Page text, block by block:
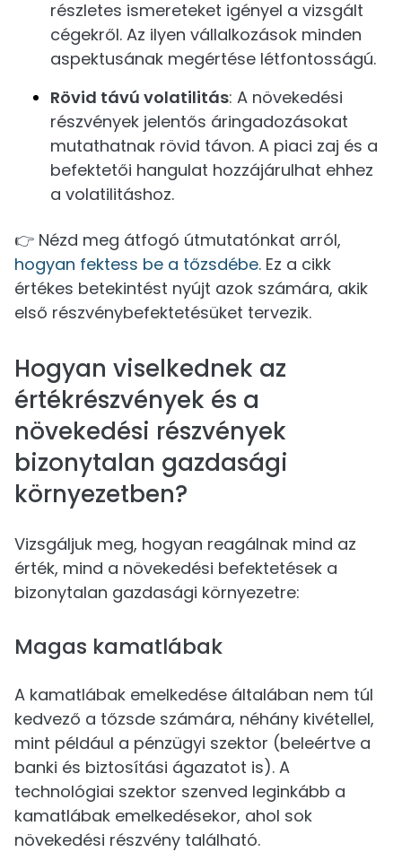
részletes ismereteket igényel a vizsgált
cégekről. Az ilyen vállalkozások minden
aspektusának megértése létfontosságú.
Rövid távú volatilitás: A növekedési
részvények jelentős áringadozásokat
mutathatnak rövid távon. A piaci zaj és a
befektetői hangulat hozzájárulhat ehhez
a volatilitáshoz.
👉 Nézd meg átfogó útmutatónkat arról,
hogyan fektess be a tőzsdébe. Ez a cikk
értékes betekintést nyújt azok számára, akik
első részvénybefektetésüket tervezik.
Hogyan viselkednek az
értékrészvények és a
növekedési részvények
bizonytalan gazdasági
környezetben?
Vizsgáljuk meg, hogyan reagálnak mind az
érték, mind a növekedési befektetések a
bizonytalan gazdasági környezetre:
Magas kamatlábak
A kamatlábak emelkedése általában nem túl
kedvező a tőzsde számára, néhány kivétellel,
mint például a pénzügyi szektor (beleértve a
banki és biztosítási ágazatot is). A
technológiai szektor szenved leginkább a
kamatlábak emelkedésekor, ahol sok
növekedési részvény található.